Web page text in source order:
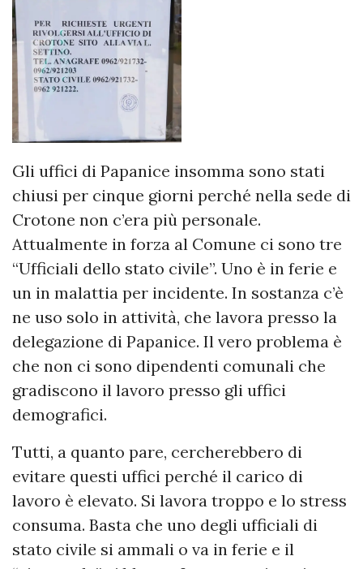
Gli uffici di Papanice insomma sono stati
chiusi per cinque giorni perché nella sede di
Crotone non c’era più personale.
Attualmente in forza al Comune ci sono tre
“Ufficiali dello stato civile”. Uno è in ferie e
un in malattia per incidente. In sostanza c’è
ne uso solo in attività, che lavora presso la
delegazione di Papanice. Il vero problema è
che non ci sono dipendenti comunali che
gradiscono il lavoro presso gli uffici
demografici.
Tutti, a quanto pare, cercherebbero di
evitare questi uffici perché il carico di
lavoro è elevato. Si lavora troppo e lo stress
consuma. Basta che uno degli ufficiali di
stato civile si ammali o va in ferie e il